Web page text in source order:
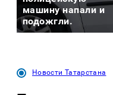
машину напали и
подожгли.
Новости Татарстана